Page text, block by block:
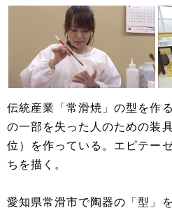
伝統産業「常滑焼」の型を作
の一部を失った人のための装
位）を作っている。エピテー
ちを描く。
愛知県常滑市で陶器の「型」